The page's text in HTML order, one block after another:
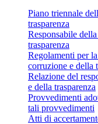
Piano triennale
trasparenza
Responsabile
trasparenza
Regolamenti per
corruzione e della
Relazione del
e della trasparenza
Provvedimenti
tali provvedimenti
Atti di